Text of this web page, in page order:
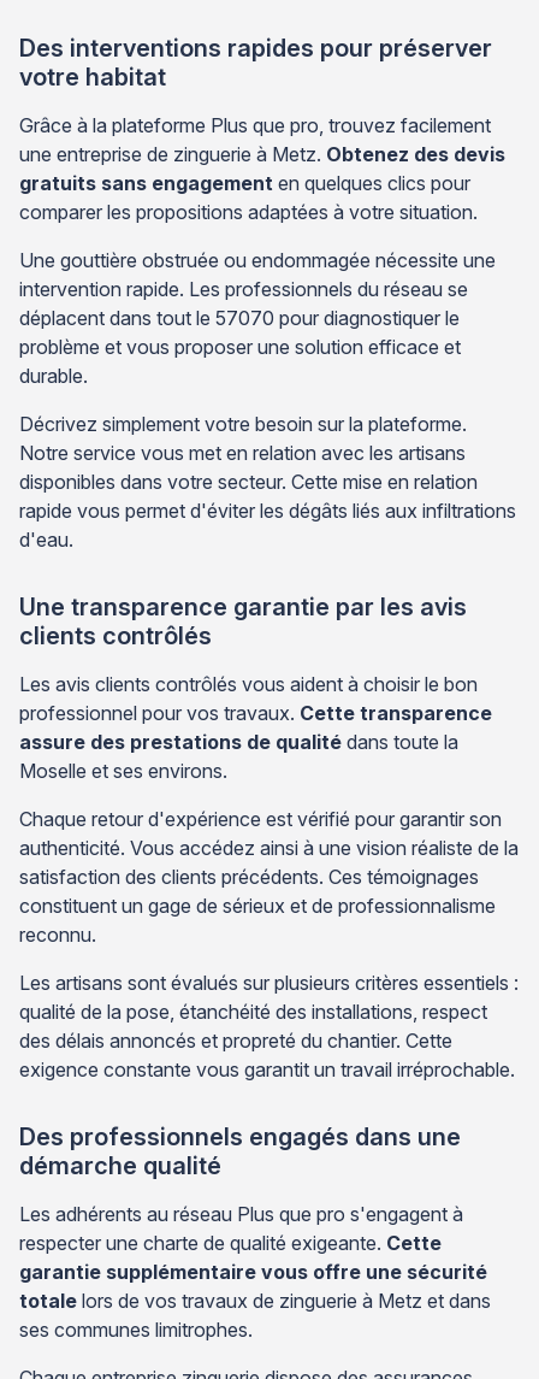
Des interventions rapides pour préserver
votre habitat
Grâce à la plateforme Plus que pro, trouvez facilement
une entreprise de zinguerie à Metz. Obtenez des devis
gratuits sans engagement en quelques clics pour
comparer les propositions adaptées à votre situation.
Une gouttière obstruée ou endommagée nécessite une
intervention rapide. Les professionnels du réseau se
déplacent dans tout le 57070 pour diagnostiquer le
problème et vous proposer une solution efficace et
durable.
Décrivez simplement votre besoin sur la plateforme.
Notre service vous met en relation avec les artisans
disponibles dans votre secteur. Cette mise en relation
rapide vous permet d'éviter les dégâts liés aux infiltrations
d'eau.
Une transparence garantie par les avis
clients contrôlés
Les avis clients contrôlés vous aident à choisir le bon
professionnel pour vos travaux. Cette transparence
assure des prestations de qualité dans toute la
Moselle et ses environs.
Chaque retour d'expérience est vérifié pour garantir son
authenticité. Vous accédez ainsi à une vision réaliste de la
satisfaction des clients précédents. Ces témoignages
constituent un gage de sérieux et de professionnalisme
reconnu.
Les artisans sont évalués sur plusieurs critères essentiels :
qualité de la pose, étanchéité des installations, respect
des délais annoncés et propreté du chantier. Cette
exigence constante vous garantit un travail irréprochable.
Des professionnels engagés dans une
démarche qualité
Les adhérents au réseau Plus que pro s'engagent à
respecter une charte de qualité exigeante. Cette
garantie supplémentaire vous offre une sécurité
totale lors de vos travaux de zinguerie à Metz et dans
ses communes limitrophes.